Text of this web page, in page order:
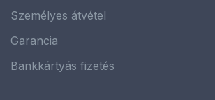
Személyes átvétel
Garancia
Bankkártyás fizetés